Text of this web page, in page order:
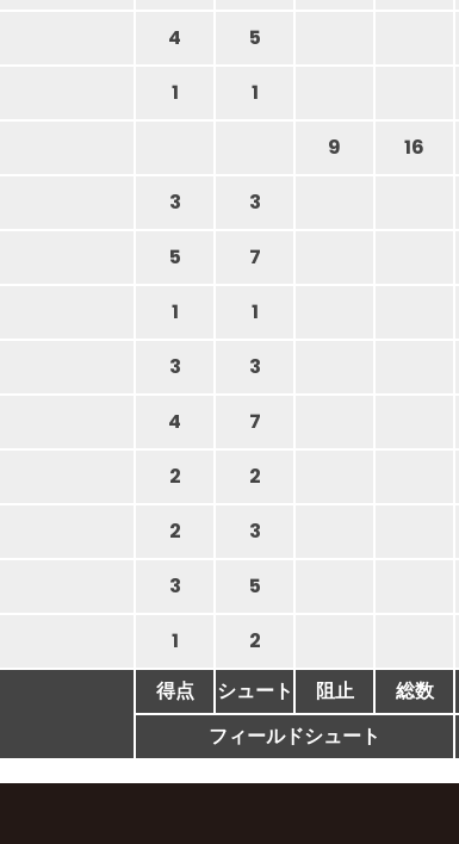
4 5
1
1
9 16
3
3
5
7
1
1
3
3
4
7
2 2
2
3
3 5
1 2
得点 シュート 阻止 総数
フィールドシュート